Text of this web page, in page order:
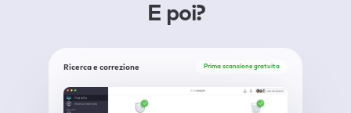
E poi?
Ricerca e correzione Prima scansione gratuita